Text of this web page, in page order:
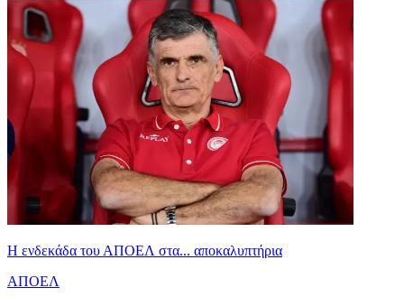
Η ενδεκάδα του ΑΠΟΕΛ στα... αποκαλυπτήρια
ΑΠΟΕΛ